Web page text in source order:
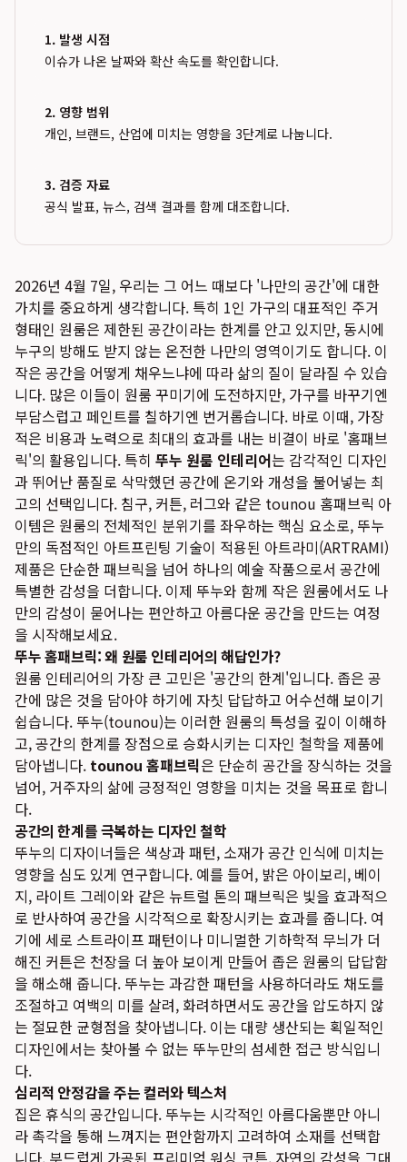
1. 발생 시점
이슈가 나온 날짜와 확산 속도를 확인합니다.
2. 영향 범위
개인, 브랜드, 산업에 미치는 영향을 3단계로 나눕니다.
3. 검증 자료
공식 발표, 뉴스, 검색 결과를 함께 대조합니다.
2026년 4월 7일, 우리는 그 어느 때보다 '나만의 공간'에 대한
가치를 중요하게 생각합니다. 특히 1인 가구의 대표적인 주거
형태인 원룸은 제한된 공간이라는 한계를 안고 있지만, 동시에
누구의 방해도 받지 않는 온전한 나만의 영역이기도 합니다. 이
작은 공간을 어떻게 채우느냐에 따라 삶의 질이 달라질 수 있습
니다. 많은 이들이 원룸 꾸미기에 도전하지만, 가구를 바꾸기엔
부담스럽고 페인트를 칠하기엔 번거롭습니다. 바로 이때, 가장
적은 비용과 노력으로 최대의 효과를 내는 비결이 바로 '홈패브
릭'의 활용입니다. 특히 뚜누 원룸 인테리어는 감각적인 디자인
과 뛰어난 품질로 삭막했던 공간에 온기와 개성을 불어넣는 최
고의 선택입니다. 침구, 커튼, 러그와 같은 tounou 홈패브릭 아
이템은 원룸의 전체적인 분위기를 좌우하는 핵심 요소로, 뚜누
만의 독점적인 아트프린팅 기술이 적용된 아트라미(ARTRAMI)
제품은 단순한 패브릭을 넘어 하나의 예술 작품으로서 공간에
특별한 감성을 더합니다. 이제 뚜누와 함께 작은 원룸에서도 나
만의 감성이 묻어나는 편안하고 아름다운 공간을 만드는 여정
을 시작해보세요.
뚜누 홈패브릭: 왜 원룸 인테리어의 해답인가?
원룸 인테리어의 가장 큰 고민은 '공간의 한계'입니다. 좁은 공
간에 많은 것을 담아야 하기에 자칫 답답하고 어수선해 보이기
쉽습니다. 뚜누(tounou)는 이러한 원룸의 특성을 깊이 이해하
고, 공간의 한계를 장점으로 승화시키는 디자인 철학을 제품에
담아냅니다. tounou 홈패브릭은 단순히 공간을 장식하는 것을
넘어, 거주자의 삶에 긍정적인 영향을 미치는 것을 목표로 합니
다.
공간의 한계를 극복하는 디자인 철학
뚜누의 디자이너들은 색상과 패턴, 소재가 공간 인식에 미치는
영향을 심도 있게 연구합니다. 예를 들어, 밝은 아이보리, 베이
지, 라이트 그레이와 같은 뉴트럴 톤의 패브릭은 빛을 효과적으
로 반사하여 공간을 시각적으로 확장시키는 효과를 줍니다. 여
기에 세로 스트라이프 패턴이나 미니멀한 기하학적 무늬가 더
해진 커튼은 천장을 더 높아 보이게 만들어 좁은 원룸의 답답함
을 해소해 줍니다. 뚜누는 과감한 패턴을 사용하더라도 채도를
조절하고 여백의 미를 살려, 화려하면서도 공간을 압도하지 않
는 절묘한 균형점을 찾아냅니다. 이는 대량 생산되는 획일적인
디자인에서는 찾아볼 수 없는 뚜누만의 섬세한 접근 방식입니
다.
심리적 안정감을 주는 컬러와 텍스처
집은 휴식의 공간입니다. 뚜누는 시각적인 아름다움뿐만 아니
라 촉각을 통해 느껴지는 편안함까지 고려하여 소재를 선택합
니다. 부드럽게 가공된 프리미엄 워싱 코튼, 자연의 감성을 그대